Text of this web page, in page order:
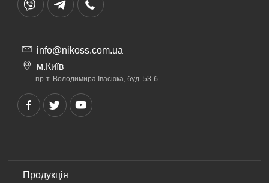
info@nikoss.com.ua
м.Київ
пр-т. Володимира Івасюка, буд. 53-б
Продукція